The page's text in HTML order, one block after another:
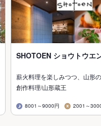
SHOTOEN ショウトウエ
薪火料理を楽しみつつ、山形
創作料理/山形蔵王
8001～9000円 2001～